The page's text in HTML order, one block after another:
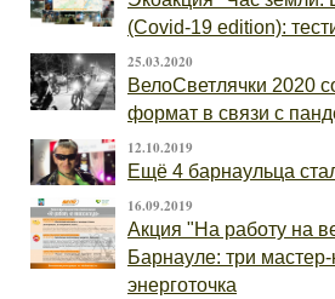
(Covid-19 edition):
25.03.2020
ВелоСветлячки 2020
формат в связи с
12.10.2019
Ещё 4 барнаульца
16.09.2019
Акция "На работу на
Барнауле: три
энерготочка